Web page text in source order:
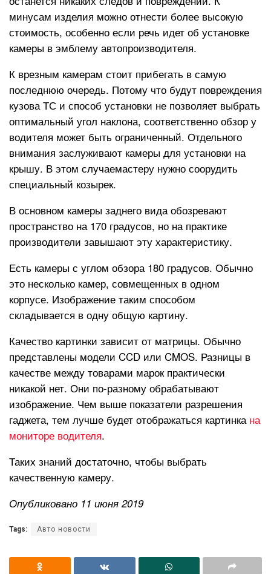
минусам изделия можно отнести более высокую
стоимость, особенно если речь идет об установке
камеры в эмблему автопроизводителя.
К врезным камерам стоит прибегать в самую
последнюю очередь. Потому что будут повреждения
кузова ТС и способ установки не позволяет выбрать
оптимальный угол наклона, соответственно обзор у
водителя может быть ограниченный. Отдельного
внимания заслуживают камеры для установки на
крышу. В этом случаемастеру нужно соорудить
специальный козырек.
В основном камеры заднего вида обозревают
пространство на 170 градусов, но на практике
производители завышают эту характеристику.
Есть камеры с углом обзора 180 градусов. Обычно
это несколько камер, совмещенных в одном
корпусе. Изображение таким способом
складывается в одну общую картину.
Качество картинки зависит от матрицы. Обычно
представлены модели CCD или CMOS. Разницы в
качестве между товарами марок практически
никакой нет. Они по-разному обрабатывают
изображение. Чем выше показатели разрешения
гаджета, тем лучше будет отображаться картинка на
мониторе водителя.
Таких знаний достаточно, чтобы выбрать
качественную камеру.
Опубликовано 11 июня 2019
Tags: Авто новости